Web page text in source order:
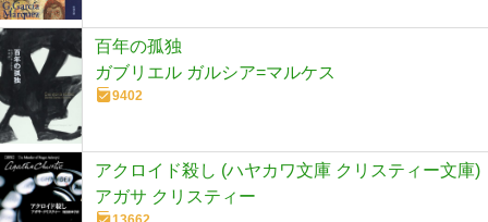
百年の孤独
ガブリエル ガルシア=マルケス
9402
アクロイド殺し (ハヤカワ文庫 クリスティー文庫)
アガサ クリスティー